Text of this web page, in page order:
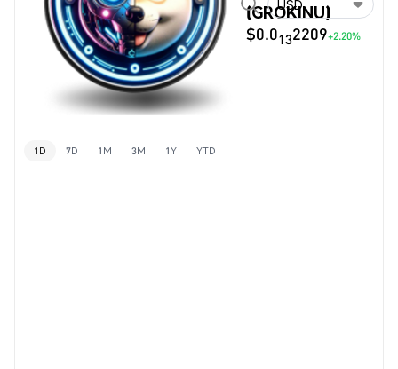
(GROKINU)
$0.0132209+2.20%
USD
1D 7D 1M 3M 1Y YTD